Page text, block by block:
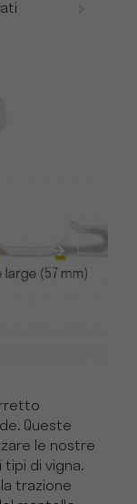
Queste
le nostre
di vigna.
trazione